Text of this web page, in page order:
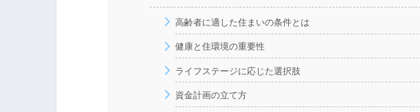
高齢者に適した住まいの条件とは
健康と住環境の重要性
ライフステージに応じた選択肢
資金計画の立て方